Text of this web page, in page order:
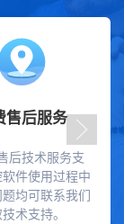
售后服务
后技术服务支
件使用过程中
均可联系我们
术支持。